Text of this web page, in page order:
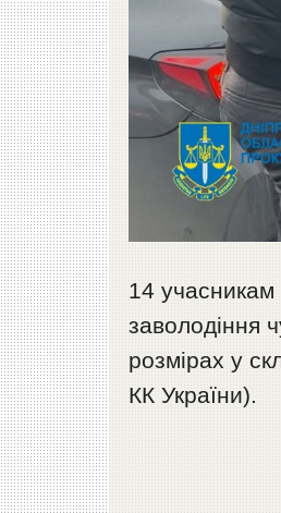
14 учасникам
заволодіння
розмірах у
КК України).